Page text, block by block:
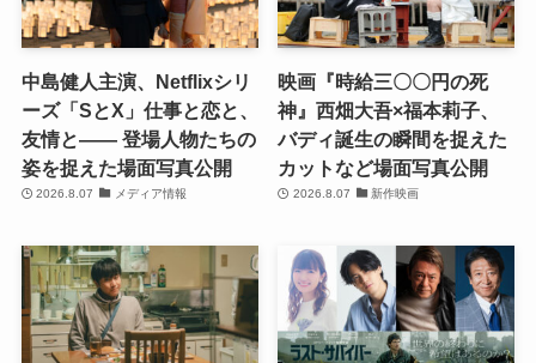
中島健人主演、Netflixシリ
ーズ「SとX」仕事と恋と、
友情と―― 登場人物たちの
姿を捉えた場面写真公開
2026.8.07 メディア情報
映画『時給三〇〇円の死
神』西畑大吾×福本莉子、
バディ誕生の瞬間を捉えた
カットなど場面写真公開
2026.8.07 新作映画